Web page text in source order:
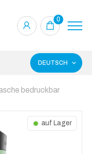
0
DEUTSCH
bedruckbar
auf Lager